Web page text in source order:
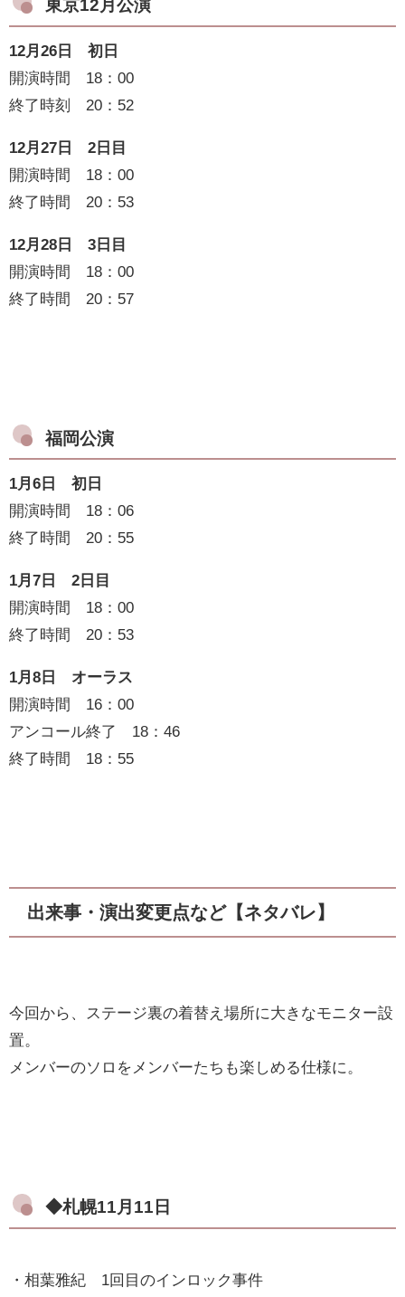
東京12月公演
12月26日 初日
開演時間 18：00
終了時刻 20：52
12月27日 2日目
開演時間 18：00
終了時間 20：53
12月28日 3日目
開演時間 18：00
終了時間 20：57
福岡公演
1月6日 初日
開演時間 18：06
終了時間 20：55
1月7日 2日目
開演時間 18：00
終了時間 20：53
1月8日 オーラス
開演時間 16：00
アンコール終了 18：46
終了時間 18：55
出来事・演出変更点など【ネタバレ】
今回から、ステージ裏の着替え場所に大きなモニター設
置。
メンバーのソロをメンバーたちも楽しめる仕様に。
◆札幌11月11日
・相葉雅紀 1回目のインロック事件